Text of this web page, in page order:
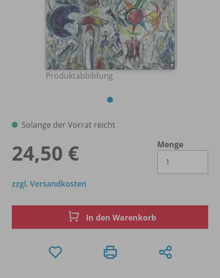
Produktabbildung
Solange der Vorrat reicht
24,50 €
Menge
zzgl. Versandkosten
In den Warenkorb